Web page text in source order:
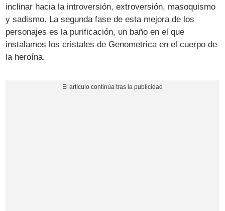
inclinar hacia la introversión, extroversión, masoquismo
y sadismo. La segunda fase de esta mejora de los
personajes es la purificación, un baño en el que
instalamos los cristales de Genometrica en el cuerpo de
la heroína.